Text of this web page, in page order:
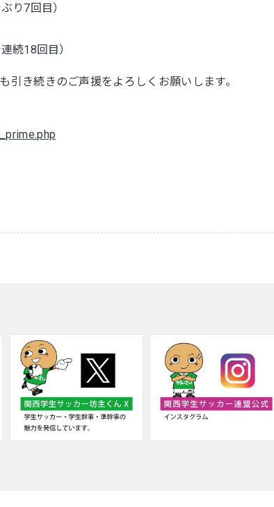
り7回目）
続18回目）
引き続きのご声援をよろしくお願いします。